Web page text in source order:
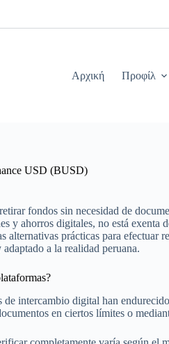
Αρχική Προφίλ
USD (BUSD)
fondos sin necesidad de
y ahorros digitales, no está
alternativas prácticas para
a la realidad peruana.
intercambio digital han
en ciertos límites o